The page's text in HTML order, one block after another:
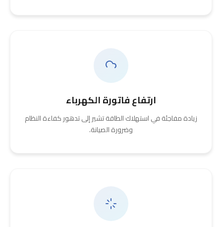
ارتفاع فاتورة الكهرباء
زيادة مفاجئة في استهلاك الطاقة تشير إلى تدهور كفاءة النظام
وضرورة الصيانة.